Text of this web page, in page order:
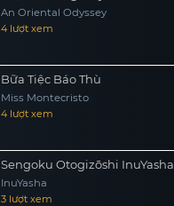
An Oriental Odyssey
4 lượt xem
Bữa Tiệc Báo Thù
Miss Montecristo
4 lượt xem
Sengoku Otogizōshi InuYasha
InuYasha
3 lượt xem